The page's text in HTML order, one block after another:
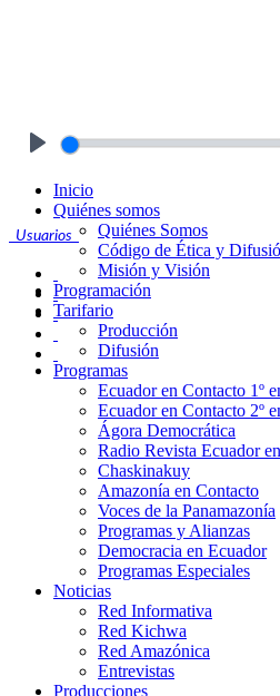
Usuarios
Inicio
Quiénes somos
Quiénes Somos
Código de Ética y
Misión y Visión
Programación
Tarifario
Producción
Difusión
Programas
Ecuador en Contacto 1º
Ecuador en Contacto 2º
Ágora Democrática
Radio Revista Ecuador
Chaskinakuy
Amazonía en Contacto
Voces de la Panamazonía
Programas y Alianzas
Democracia en Ecuador
Programas Especiales
Noticias
Red Informativa
Red Kichwa
Red Amazónica
Entrevistas
Producciones